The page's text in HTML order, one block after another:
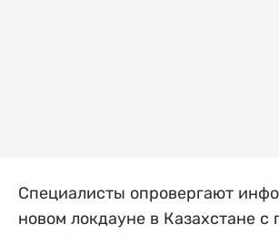
Специалисты опровергают
новом локдауне в Казахстане с